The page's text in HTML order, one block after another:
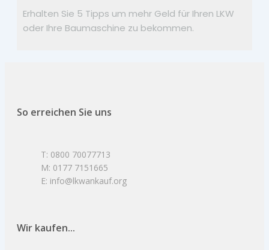
Erhalten Sie 5 Tipps um mehr Geld für Ihren LKW
oder Ihre Baumaschine zu bekommen.
So erreichen Sie uns
T: 0800 70077713
M: 0177 7151665
E: info@lkwankauf.org
Wir kaufen...